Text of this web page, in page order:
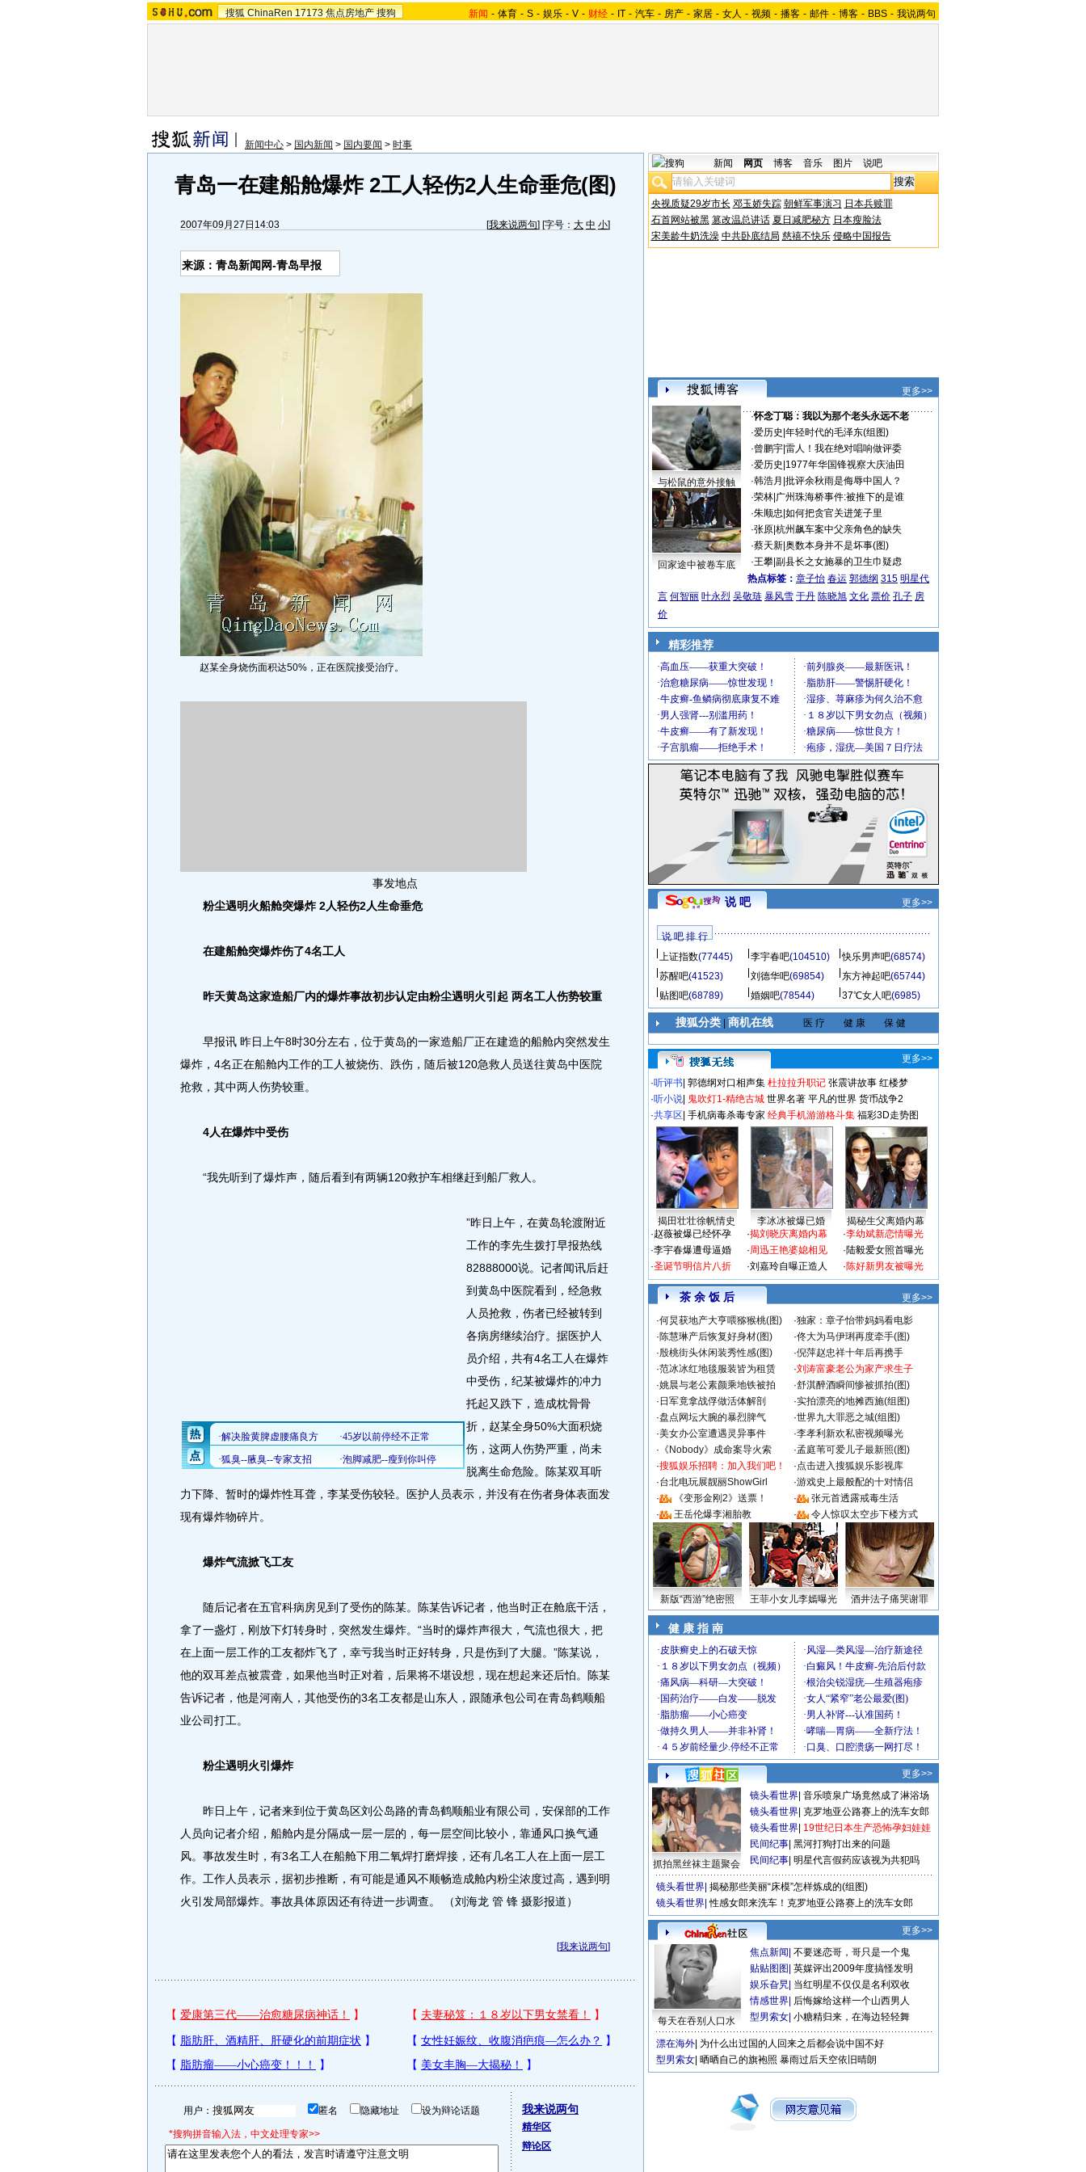
搜狐 ChinaRen 17173 焦点房地产 搜狗 新闻 - 体育 - S - 娱乐 - V - 财经 - IT - 汽车 - 房产 - 家居 - 女人 - 视频 - 播客 - 邮件 - 博客 - BBS - 我说两句
新闻中心 > 国内新闻 > 国内要闻 > 时事
青岛一在建船舱爆炸 2工人轻伤2人生命垂危(图)
2007年09月27日14:03 [我来说两句] [字号： 大 中 小]
来源：青岛新闻网-青岛早报
赵某全身烧伤面积达50%，正在医院接受治疗。
事发地点
粉尘遇明火船舱突爆炸 2人轻伤2人生命垂危
在建船舱突爆炸伤了4名工人
昨天黄岛这家造船厂内的爆炸事故初步认定由粉尘遇明火引起 两名工人伤势较重
早报讯 昨日上午8时30分左右，位于黄岛的一家造船厂正在建造的船舱内突然发生
爆炸，4名正在船舱内工作的工人被烧伤、跌伤，随后被120急救人员送往黄岛中医院
抢救，其中两人伤势较重。
4人在爆炸中受伤
“我先听到了爆炸声，随后看到有两辆120救护车相继赶到船厂救人。
”昨日上午，在黄岛轮渡附近
工作的李先生拨打早报热线
82888000说。记者闻讯后赶
到黄岛中医院看到，经急救
人员抢救，伤者已经被转到
各病房继续治疗。据医护人
员介绍，共有4名工人在爆炸
中受伤，纪某被爆炸的冲力
托起又跌下，造成枕骨骨
折，赵某全身50%大面积烧
伤，这两人伤势严重，尚未
脱离生命危险。陈某双耳听
力下降、暂时的爆炸性耳聋，李某受伤较轻。医护人员表示，并没有在伤者身体表面发
现有爆炸物碎片。
爆炸气流掀飞工友
随后记者在五官科病房见到了受伤的陈某。陈某告诉记者，他当时正在舱底干活，
拿了一盏灯，刚放下灯转身时，突然发生爆炸。“当时的爆炸声很大，气流也很大，把
在上面一层工作的工友都炸飞了，幸亏我当时正好转身，只是伤到了大腿。”陈某说，
他的双耳差点被震聋，如果他当时正对着，后果将不堪设想，现在想起来还后怕。陈某
告诉记者，他是河南人，其他受伤的3名工友都是山东人，跟随承包公司在青岛鹤顺船
业公司打工。
粉尘遇明火引爆炸
昨日上午，记者来到位于黄岛区刘公岛路的青岛鹤顺船业有限公司，安保部的工作
人员向记者介绍，船舱内是分隔成一层一层的，每一层空间比较小，靠通风口换气通
风。事故发生时，有3名工人在船舱下用二氧焊打磨焊接，还有几名工人在上面一层工
作。工作人员表示，据初步推断，有可能是通风不顺畅造成舱内粉尘浓度过高，遇到明
火引发局部爆炸。事故具体原因还有待进一步调查。 （刘海龙 管 锋 摄影报道）
[我来说两句]
用户： 匿名 隐藏地址 设为辩论话题
*搜狗拼音输入法，中文处理专家>>
我来说两句
精华区
辩论区
新闻 网页 博客 音乐 图片 说吧
央视质疑29岁市长 邓玉娇失踪 朝鲜军事演习 日本兵赎罪
石首网站被黑 篡改温总讲话 夏日减肥秘方 日本瘦脸法
宋美龄牛奶洗澡 中共卧底结局 慈禧不快乐 侵略中国报告
更多>>
与松鼠的意外接触
回家途中被卷车底
·怀念丁聪：我以为那个老头永远不老
·爱历史 年轻时代的毛泽东(组图)
·曾鹏宇| 雷人！我在绝对唱响做评委
·爱历史 1977年华国锋视察大庆油田
·韩浩月 批评余秋雨是侮辱中国人？
·荣林| 广州珠海桥事件:被推下的是谁
·朱顺忠 如何把贪官关进笼子里
·张原| 杭州飙车案中父亲角色的缺失
·蔡天新| 奥数本身并不是坏事(图)
·王攀| 副县长之女施暴的卫生巾疑虑
热点标签： 章子怡 春运 郭德纲 315 明星代
言 何智丽 叶永烈 吴敬琏 暴风雪 于丹 陈晓旭 文化 票价 孔子 房
价
精彩推荐
说 吧 更多>>
说 吧 排 行
上证指数(77445) 李宇春吧(104510) 快乐男声吧(68574)
苏醒吧(41523) 刘德华吧(69854) 东方神起吧(65744)
贴图吧(68789) 婚姻吧(78544) 37℃女人吧(6985)
搜狐分类| 商机在线 医 疗 健 康 保 健
更多>>
·听评书 郭德纲对口相声集 杜拉拉升职记 张震讲故事 红楼梦
·听小说 鬼吹灯1-精绝古城 世界名著 平凡的世界 货币战争2
·共享区 手机病毒杀毒专家 经典手机游游格斗集 福彩3D走势图
揭田壮壮徐帆情史 李冰冰被爆已婚
揭秘生父离婚内幕
·赵薇被爆已经怀孕
·李宇春爆遭母逼婚
·圣诞节明信片八折
·揭刘晓庆离婚内幕
·周迅王艳婆媳相见
·刘嘉玲自曝正造人
·李幼斌新恋情曝光
·陆毅爱女照首曝光
·陈好新男友被曝光
茶 余 饭 后
更多>>
·何炅获地产大亨喂猕猴桃(图) ·独家：章子怡带妈妈看电影
·陈慧琳产后恢复好身材(图) ·佟大为马伊琍再度牵手(图)
·殷桃街头休闲装秀性感(图) ·倪萍赵忠祥十年后再携手
·范冰冰红地毯服装皆为租赁 ·刘涛富豪老公为家产求生子
·姚晨与老公素颜乘地铁被拍 ·舒淇醉酒瞬间惨被抓拍(图)
· 日军竟拿战俘做活体解剖 ·实拍漂亮的地摊西施(组图)
·盘点网坛大腕的暴烈脾气 ·世界九大罪恶之城(组图)
·美女办公室遭遇灵异事件 ·李孝利新欢私密视频曝光
· 《Nobody》成命案导火索 ·孟庭苇可爱儿子最新照(图)
·搜狐娱乐招聘：加入我们吧！ ·点击进入搜狐娱乐影视库
·台北电玩展靓丽ShowGirl ·游戏史上最般配的十对情侣
·
《变形金刚2》送票！ ·
张元首透露戒毒生活
·
王岳伦爆李湘胎教 · 令人惊叹太空步下楼方式
新版“西游”绝密照 王菲小女儿李嫣曝光 酒井法子痛哭谢罪
健 康 指 南
更多>>
抓拍黑丝袜主题聚会
镜头看世界 音乐喷泉广场竟然成了淋浴场
镜头看世界 克罗地亚公路赛上的洗车女郎
镜头看世界 19世纪日本生产恐怖孕妇娃娃
民间纪事 黑河打狗打出来的问题
民间纪事 明星代言假药应该视为共犯吗
镜头看世界 揭秘那些美丽“床模”怎样炼成的(组图)
镜头看世界 性感女郎来洗车！克罗地亚公路赛上的洗车女郎
更多>>
每天在吞别人口水
焦点新闻 不要迷恋哥，哥只是一个鬼
贴贴图图 英媒评出2009年度搞怪发明
娱乐旮旯 当红明星不仅仅是名利双收
情感世界 后悔嫁给这样一个山西男人
型男索女 小糖精归来，在海边轻轻舞
漂在海外 为什么出过国的人回来之后都会说中国不好
型男索女 晒晒自己的旗袍照 暴雨过后天空依旧晴朗